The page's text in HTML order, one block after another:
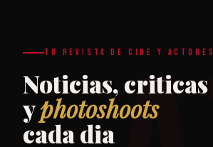
TU REVISTA DE CINE Y ACTORES
Noticias, criticas
yphotoshoots
cada dia